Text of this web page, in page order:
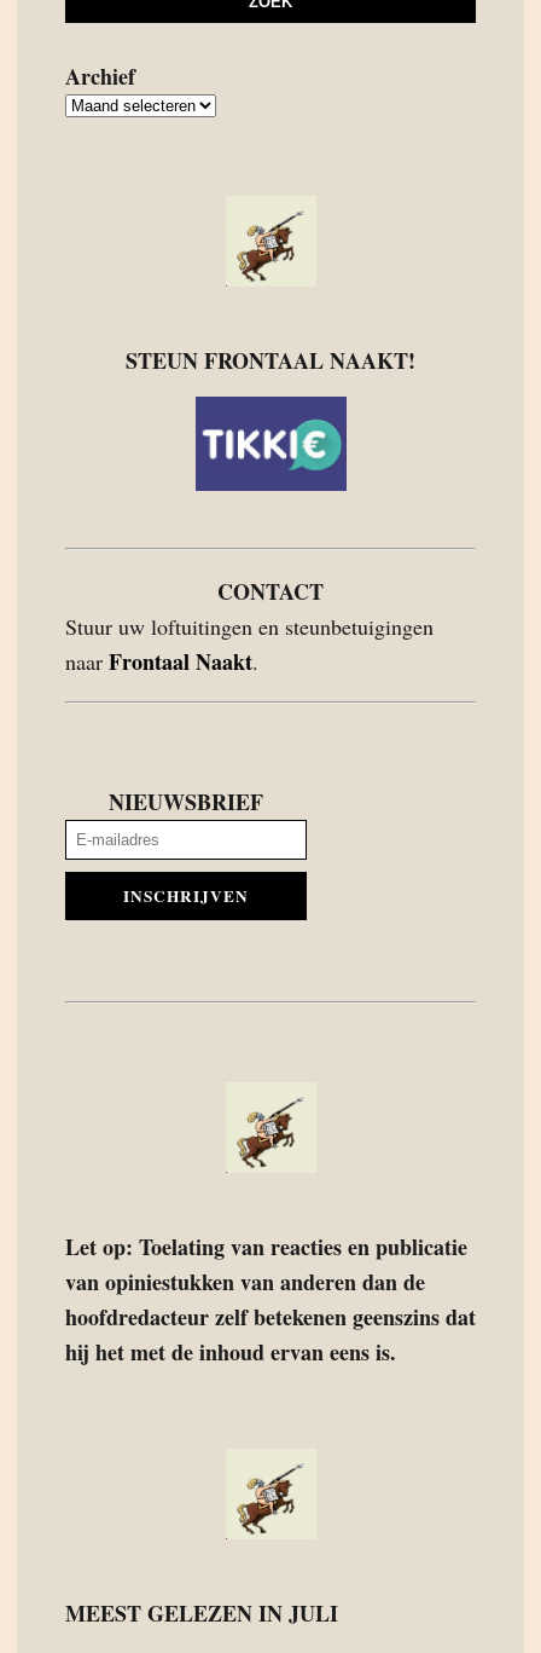
Archief
Archief
STEUN FRONTAAL NAAKT!
CONTACT
Stuur uw loftuitingen en steunbetuigingen
naar Frontaal Naakt.
NIEUWSBRIEF
INSCHRIJVEN
Let op: Toelating van reacties en publicatie
van opiniestukken van anderen dan de
hoofdredacteur zelf betekenen geenszins dat
hij het met de inhoud ervan eens is.
MEEST GELEZEN IN JULI